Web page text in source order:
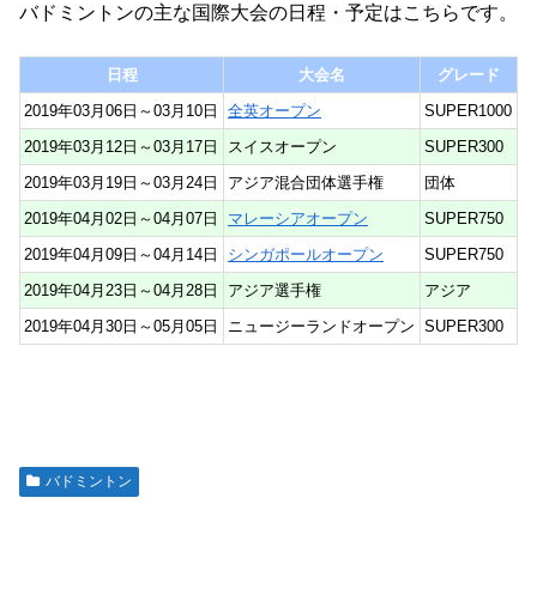
バドミントンの主な国際大会の日程・予定はこちらです。
日程 大会名
グレード
2019年03月06日～03月10日
全英オープン
SUPER1000
2019年03月12日～03月17日
スイスオープン
SUPER300
2019年03月19日～03月24日
アジア混合団体選手権
団体
2019年04月02日～04月07日
マレーシアオープン
SUPER750
2019年04月09日～04月14日
シンガポールオープン
SUPER750
2019年04月23日～04月28日
アジア選手権
アジア
2019年04月30日～05月05日
ニュージーランドオープン SUPER300
バドミントン